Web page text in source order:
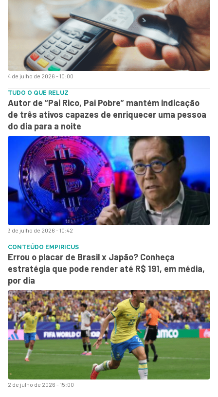
4 de julho de 2026 - 10:00
3 de julho de 2026 - 10:42
TUDO O QUE RELUZ
Autor de “Pai Rico, Pai Pobre” mantém indicação
de três ativos capazes de enriquecer uma pessoa
do dia para a noite
2 de julho de 2026 - 15:00
CONTEÚDO EMPIRICUS
Errou o placar de Brasil x Japão? Conheça
estratégia que pode render até R$ 191, em média,
por dia